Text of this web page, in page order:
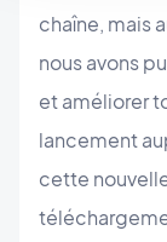
chaîne, mais
nous avons
et améliorer
lancement
cette